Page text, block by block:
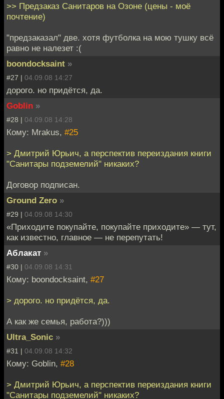
>> Предзаказ Санитаров на Озоне (цены - моё
почтение)
"предзаказал" две. хотя футболка на мою тушку всё
равно не налезет :(
boondocksaint »
#27 | 04.09.08 14:27
дорого. но придётся, да.
Goblin »
#28 | 04.09.08 14:28
Кому: Mrakus, #25
> Дмитрий Юрьич, а перспектив переиздания книги
"Санитары подземелий" никаких?
Договор подписан.
Ground Zero »
#29 | 04.09.08 14:30
«Приходите покупайте, покупайте приходите» — тут,
как известно, главное — не перепутать!
Аблакат »
#30 | 04.09.08 14:31
Кому: boondocksaint, #27
> дорого. но придётся, да.
А как же семья, работа?)))
Ultra_Sonic »
#31 | 04.09.08 14:32
Кому: Goblin, #28
> Дмитрий Юрьич, а перспектив переиздания книги
"Санитары подземелий" никаких?